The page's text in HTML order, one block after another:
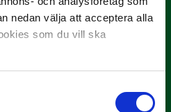
nedan välja att acceptera alla
som du vill ska